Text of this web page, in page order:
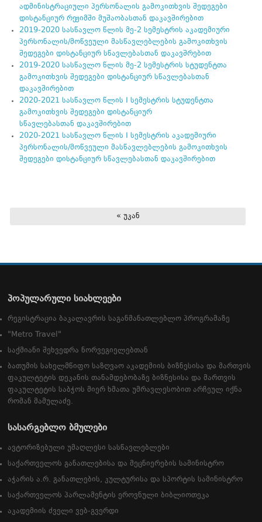
ადმინისტრაციული პერსონალის გამოკითხვის შედეგები
დისტანციურ რეჟიმში მუშაობასთან დაკავშირებით
2019-2020 სასწავლო წლის მე-2 სემესტრის აკადემიური
პერსონალის/მოწვეული მასწავლებლების გამოკითხვის
შედეგები დისტანციურ სწავლებასთან დაკავშრებით
2019-2020 სასწავლო წლის მე-2 სემესტრის სტუდენტთა
გამოკითხვის შედეგები დისტანციურ სწავლებასთან
დაკავშირებით
2020-2021 სასწავლო წლის I სემესტრის სტუდენტთა
გამოკითხვის შედეგები დისტანციურ
სწავლებასთან დაკავშირებით
2020-2021 სასწავლო წლის I სემესტრის აკადემიური
პერსონალის/მოწვეული მასწავლებლების გამოკითხვის
შედეგები დისტანციურ სწავლებასთან დაკავშირებით
« უკან
პოპულარული სიახლეები
რეგისტრაცია ბაკალავრის საგანმანათლებლო პროგრამაზე
"Metro Travel"
საქმიანი შეხვედრა ნორვეგიელებთან
ბათუმის სახელმწიფო საზღვაო აკადემიის ბიზნესისა და მართვის
ფაკულტეტის დეკანის თანამდებობაზე ბიზნესისა და მართვის
ფაკულტეტის საბჭოს მიერ ხმათა უმრავლესობით არჩეულ იქნა
რომან მამულაძე.
სასარგებლო ბმულები
ავტორიზებული უმაღლესი სასწავლებლები
საქართველოს განათლებისა და მეცნიერების სამინისტრო
აჭარის ა.რ. განათლების, კულტურისა და სპორტის სამინისტრო
საქართველოს პარლამენტის ეროვნული ბიბლიოთეკა
აკადემიის ძველი ვებ-გვერდი